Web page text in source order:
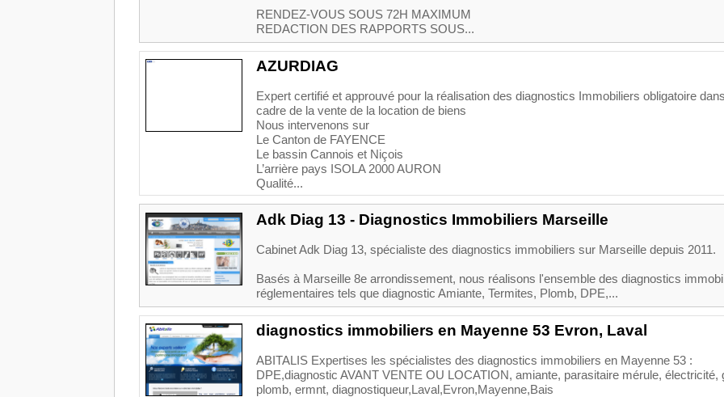
RENDEZ-VOUS SOUS 72H MAXIMUM
REDACTION DES RAPPORTS SOUS...
AZURDIAG
Expert certifié et approuvé pour la réalisation des diagnostics Immobiliers obligatoire
cadre de la vente de la location de biens
Nous intervenons sur
Le Canton de FAYENCE
Le bassin Cannois et Niçois
L’arrière pays ISOLA 2000 AURON
Qualité...
Adk Diag 13 - Diagnostics Immobiliers Marseille
Cabinet Adk Diag 13, spécialiste des diagnostics immobiliers sur Marseille depuis 2011.
Basés à Marseille 8e arrondissement, nous réalisons l'ensemble des diagnostics
réglementaires tels que diagnostic Amiante, Termites, Plomb, DPE,...
diagnostics immobiliers en Mayenne 53 Evron, Laval
ABITALIS Expertises les spécialistes des diagnostics immobiliers en Mayenne 53 :
DPE,diagnostic AVANT VENTE OU LOCATION, amiante, parasitaire mérule, électricité,
plomb, ermnt, diagnostiqueur,Laval,Evron,Mayenne,Bais